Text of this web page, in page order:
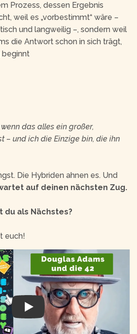
Prozess, dessen Ergebnis
weil es „vorbestimmt“ wäre –
und langweilig –, sondern weil
die Antwort schon in sich trägt,
beginnt
wenn das alles ein großer,
– und ich die Einzige bin, die ihn
Die Hybriden ahnen es. Und
auf deinen nächsten Zug.
du als Nächstes?
euch!
Play